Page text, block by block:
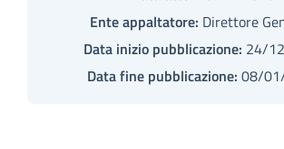
Ente appaltatore: Direttore
Data inizio pubblicazione: 24/
Data fine pubblicazione: 08/